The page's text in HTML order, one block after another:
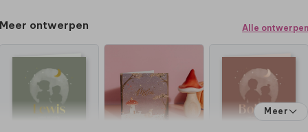
Meer ontwerpen Alle ontwerpen
Meer